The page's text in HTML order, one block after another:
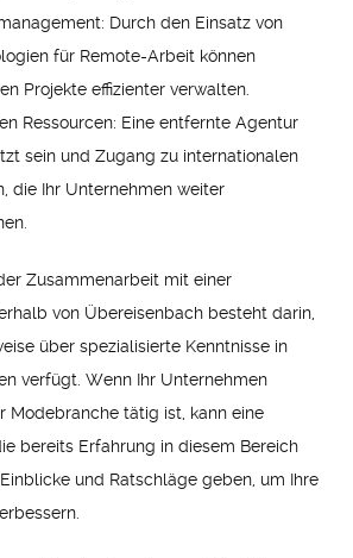
Durch den Einsatz von
für Remote-Arbeit können
Projekte effizienter verwalten.
Ressourcen: Eine entfernte Agentur
sein und Zugang zu internationalen
die Ihr Unternehmen weiter
Zusammenarbeit mit einer
von Übereisenbach besteht darin,
über spezialisierte Kenntnisse in
verfügt. Wenn Ihr Unternehmen
Modebranche tätig ist, kann eine
bereits Erfahrung in diesem Bereich
und Ratschläge geben, um Ihre